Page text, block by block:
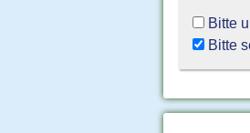
Bitte
Bitte